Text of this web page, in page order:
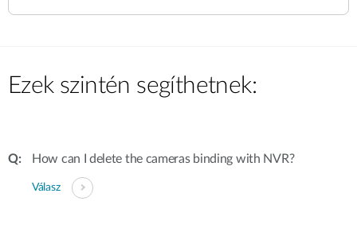
Ezek szintén segíthetnek:
How can I delete the cameras binding with NVR?
Válasz